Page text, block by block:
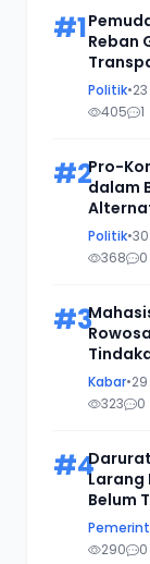
#1Reban
Politik•
405
1
#2Pro-
dalam
Politik•
368
0
#3
Kabar•
323
0
#4Darurat
Larang
Belum
290
0